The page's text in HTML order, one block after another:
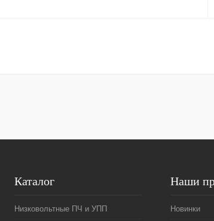
Купить в 1 клик Сравнение
Каталог
Низковольтные ПЧ и УПП
Наши
Новинки